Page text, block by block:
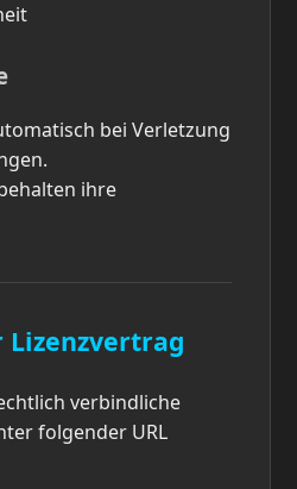
bei Verletzung
ihre
verbindliche
folgender URL